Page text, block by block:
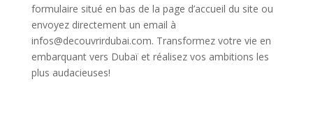
formulaire situé en bas de la page d’accueil du site ou
envoyez directement un email à
infos@decouvrirdubai.com. Transformez votre vie en
embarquant vers Dubaï et réalisez vos ambitions les
plus audacieuses!